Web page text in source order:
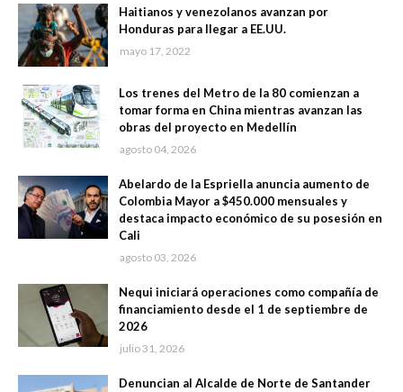
Haitianos y venezolanos avanzan por
Honduras para llegar a EE.UU.
mayo 17, 2022
Los trenes del Metro de la 80 comienzan a
tomar forma en China mientras avanzan las
obras del proyecto en Medellín
agosto 04, 2026
Abelardo de la Espriella anuncia aumento de
Colombia Mayor a $450.000 mensuales y
destaca impacto económico de su posesión en
Cali
agosto 03, 2026
Nequi iniciará operaciones como compañía de
financiamiento desde el 1 de septiembre de
2026
julio 31, 2026
Denuncian al Alcalde de Norte de Santander